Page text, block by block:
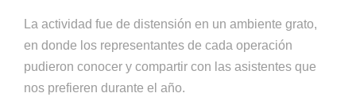
La actividad fue de distensión en un ambiente grato,
en donde los representantes de cada operación
pudieron conocer y compartir con las asistentes que
nos prefieren durante el año.